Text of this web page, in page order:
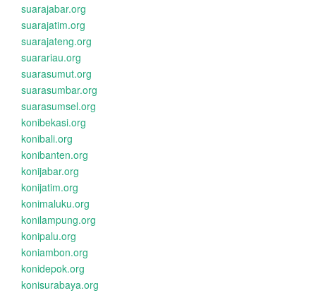
suarajabar.org
suarajatim.org
suarajateng.org
suarariau.org
suarasumut.org
suarasumbar.org
suarasumsel.org
konibekasi.org
konibali.org
konibanten.org
konijabar.org
konijatim.org
konimaluku.org
konilampung.org
konipalu.org
koniambon.org
konidepok.org
konisurabaya.org